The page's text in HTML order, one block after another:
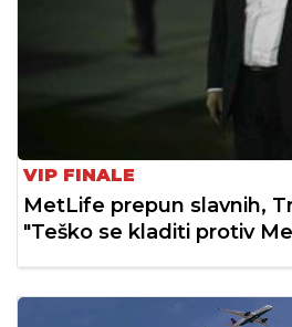
VIP FINALE
MetLife prepun slavnih,
"Teško se kladiti protiv